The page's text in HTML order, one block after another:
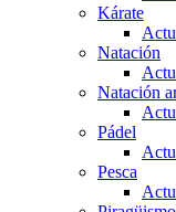
Kárate
Natación
Natación
Pádel
Pesca